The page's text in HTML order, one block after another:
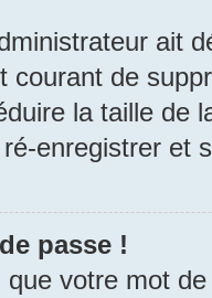
ait
courant de
la taille de
enregistrer et
passe !
votre mot